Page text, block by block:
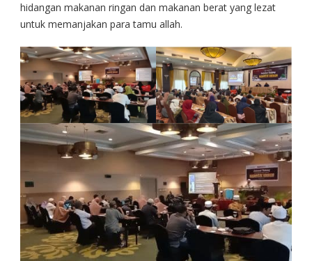
hidangan makanan ringan dan makanan berat yang lezat
untuk memanjakan para tamu allah.